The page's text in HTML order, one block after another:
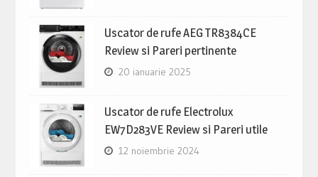
Uscator de rufe AEG TR8384CE
Review si Pareri pertinente
20 ianuarie 2025
Uscator de rufe Electrolux
EW7D283VE Review si Pareri utile
12 noiembrie 2024